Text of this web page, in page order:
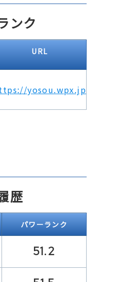
ンク
URL
yosou.wpx.jp
歴
パワーランク
51.2